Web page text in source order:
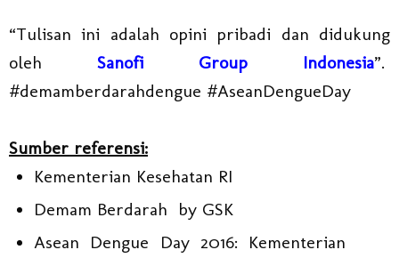
“Tulisan ini adalah opini pribadi dan didukung
oleh Sanofi Group Indonesia”.
#demamberdarahdengue #AseanDengueDay
Sumber referensi:
Kementerian Kesehatan RI
Demam Berdarah by GSK
Asean Dengue Day 2016: Kementerian